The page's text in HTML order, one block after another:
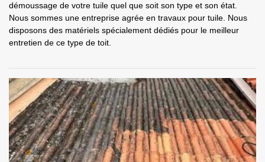
démoussage de votre tuile quel que soit son type et son état.
Nous sommes une entreprise agrée en travaux pour tuile. Nous
disposons des matériels spécialement dédiés pour le meilleur
entretien de ce type de toit.